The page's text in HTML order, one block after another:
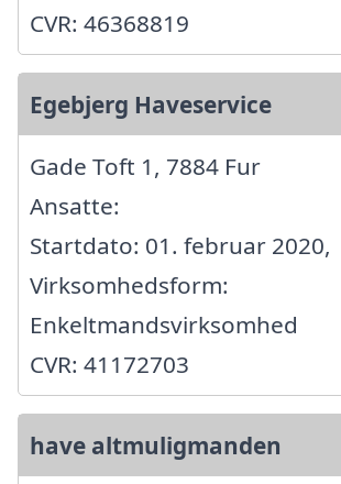
CVR: 46368819
Egebjerg Haveservice
Gade Toft 1, 7884 Fur
Ansatte:
Startdato: 01. februar 2020,
Virksomhedsform:
Enkeltmandsvirksomhed
CVR: 41172703
have altmuligmanden